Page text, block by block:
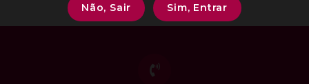
Não, Sair Sim, Entrar